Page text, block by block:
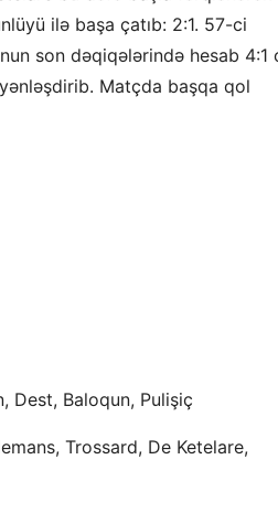
ilə başa çatıb: 2:1. 57-ci
son dəqiqələrində hesab 4:1
Matçda başqa qol
Dest, Baloqun, Pulişiç
Trossard, De Ketelare,